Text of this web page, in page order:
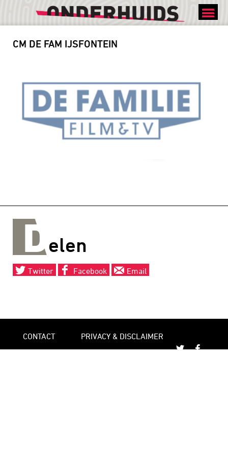
MEER WETEN
CM DE FAM IJSFONTEIN
Delen
Twitter Facebook Email
CONTACT PRIVACY & DISCLAIMER